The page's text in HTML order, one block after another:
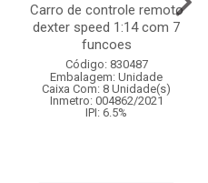
Carro de controle remoto
dexter speed 1:14 com 7
funcoes
Código: 830487
Embalagem: Unidade
Caixa Com: 8 Unidade(s)
Inmetro: 004862/2021
IPI: 6.5%